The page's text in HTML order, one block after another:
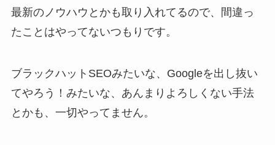
最新のノウハウとかも取り入れてるので、間違っ
たことはやってないつもりです。
ブラックハットSEOみたいな、Googleを出し抜い
てやろう！みたいな、あんまりよろしくない手法
とかも、一切やってません。